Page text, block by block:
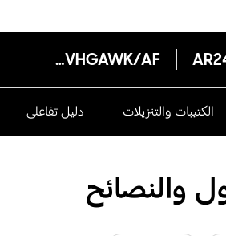
AR24BVHGAWK/AF
الكتيبات والتنزيلات دليل تفاعلى
والنصائح